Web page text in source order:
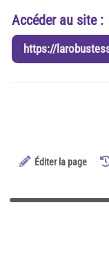
Accéder au site :
https://
Éditer la page